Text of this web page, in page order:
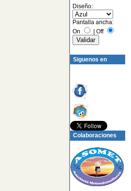
Diseño:
Pantalla ancha:
On
Off
Siguenos en
Colaboraciones